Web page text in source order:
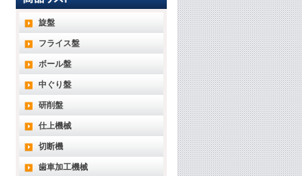
旋盤
フライス盤
ボール盤
中ぐり盤
研削盤
仕上機械
切断機
歯車加工機械